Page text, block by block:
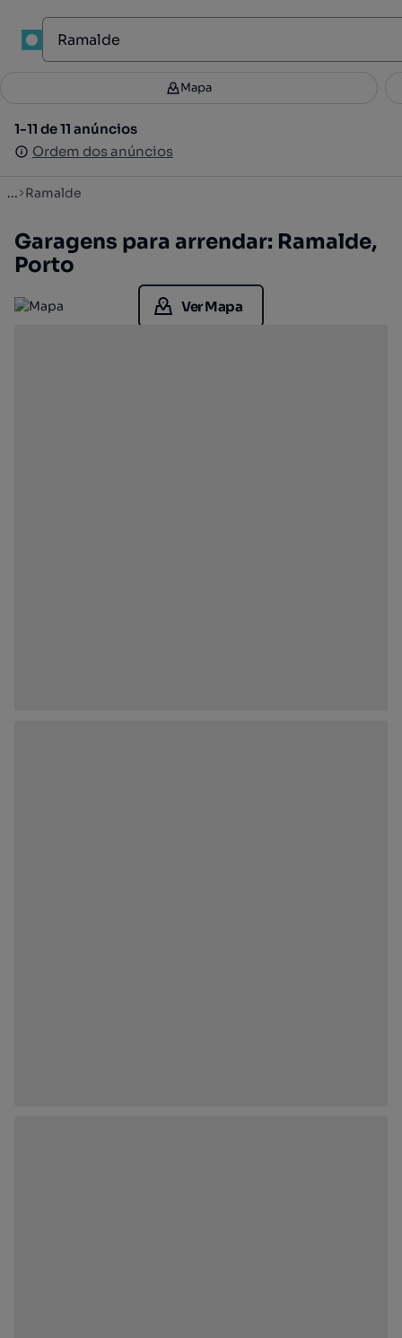
Filtros 3
1-11 de 11 anúncios
Ordem dos anúncios
Mapa
1-11 de 11 anúncios
Ordem dos anúncios
... Ramalde
Garagens para arrendar: Ramalde,
Porto
Ver Mapa